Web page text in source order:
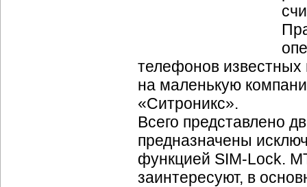
телефонов
на маленькую
«Ситроникс».
Всего представлено
предназначены
функцией SIM-Lock.
заинтересуют, в